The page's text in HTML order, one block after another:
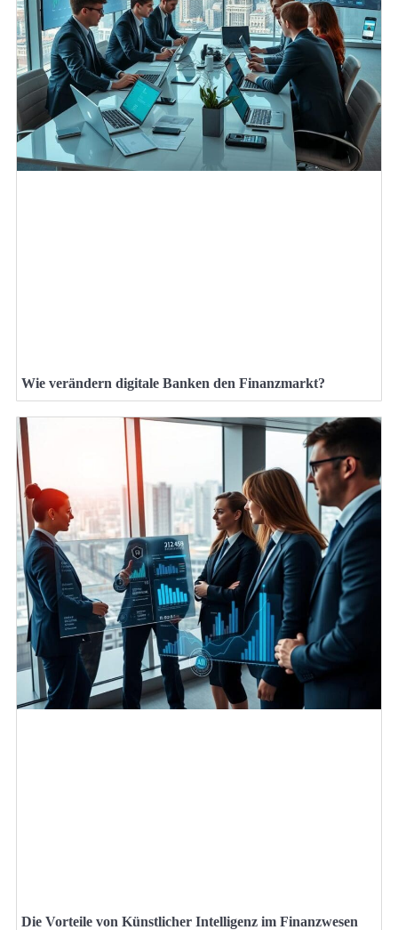
Wie verändern digitale Banken den Finanzmarkt?
Die Vorteile von Künstlicher Intelligenz im Finanzwesen